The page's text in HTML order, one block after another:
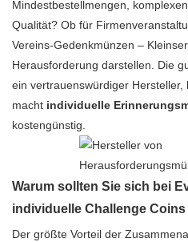
Mindestbestellmengen,
Qualität? Ob für
Vereins-Gedenkmünzen –
Herausforderung darstellen. Die
ein vertrauenswürdiger Hersteller,
macht individuelle
kostengünstig.
Warum sollten Sie sich bei
individuelle Challenge
Der größte Vorteil der